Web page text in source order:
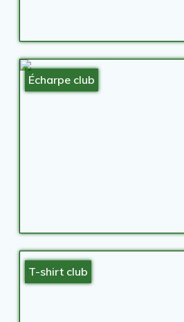
Écharpe club
T-shirt club